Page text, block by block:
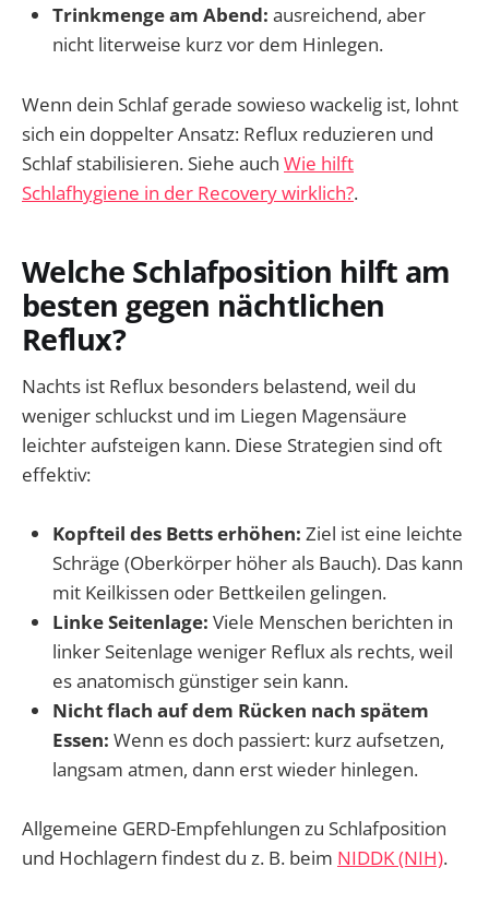
Trinkmenge am Abend: ausreichend, aber
nicht literweise kurz vor dem Hinlegen.
Wenn dein Schlaf gerade sowieso wackelig ist, lohnt
sich ein doppelter Ansatz: Reflux reduzieren und
Schlaf stabilisieren. Siehe auch Wie hilft
Schlafhygiene in der Recovery wirklich?.
Welche Schlafposition hilft am
besten gegen nächtlichen
Reflux?
Nachts ist Reflux besonders belastend, weil du
weniger schluckst und im Liegen Magensäure
leichter aufsteigen kann. Diese Strategien sind oft
effektiv:
Kopfteil des Betts erhöhen: Ziel ist eine leichte
Schräge (Oberkörper höher als Bauch). Das kann
mit Keilkissen oder Bettkeilen gelingen.
Linke Seitenlage: Viele Menschen berichten in
linker Seitenlage weniger Reflux als rechts, weil
es anatomisch günstiger sein kann.
Nicht flach auf dem Rücken nach spätem
Essen: Wenn es doch passiert: kurz aufsetzen,
langsam atmen, dann erst wieder hinlegen.
Allgemeine GERD-Empfehlungen zu Schlafposition
und Hochlagern findest du z. B. beim NIDDK (NIH).